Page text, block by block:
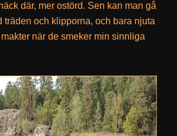
där, mer ostörd. Sen kan man gå
träden och klipporna, och bara njuta
när de smeker min sinnliga